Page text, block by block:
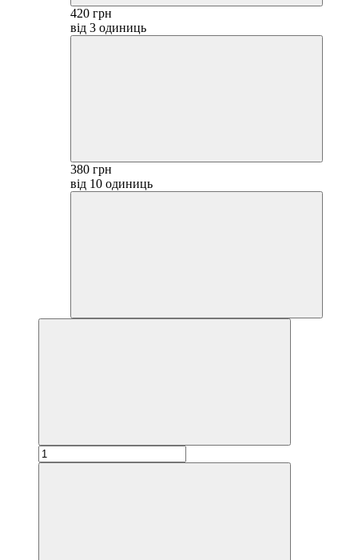
420 грн
від 3 одиниць
380 грн
від 10 одиниць